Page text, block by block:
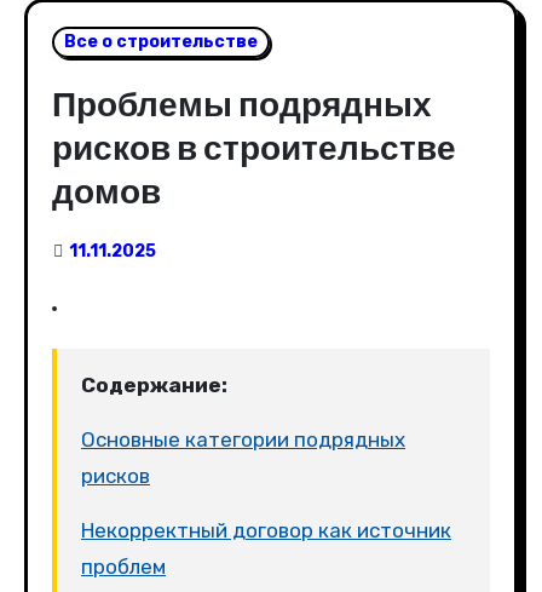
Все о строительстве
Проблемы подрядных
рисков в строительстве
домов
11.11.2025
Содержание:
Основные категории подрядных
рисков
Некорректный договор как источник
проблем